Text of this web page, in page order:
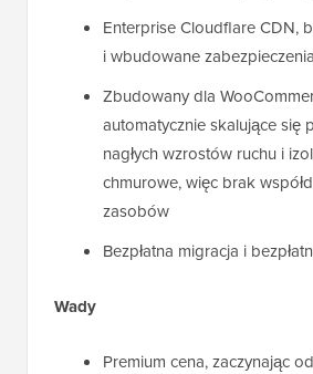
Enterprise Cloudflare CDN,
i wbudowane zabezpieczenia
Zbudowany dla
automatycznie skalujące się
nagłych wzrostów ruchu i
chmurowe, więc brak
zasobów
Bezpłatna migracja i
Wady
Premium cena, zaczynając